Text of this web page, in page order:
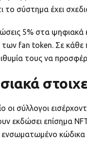
το σύστημα έχει
5% στα ψηφιακά
των fan token. Σε
τους να
οι σύλλογοι
εκδώσει επίσημα
ενσωματωμένο